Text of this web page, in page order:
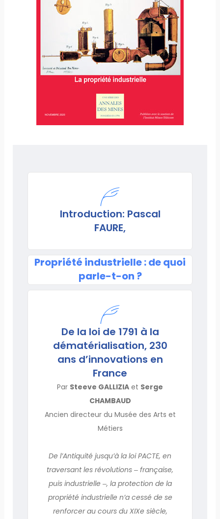
Introduction: Pascal
FAURE,
Propriété industrielle : de quoi
parle-t-on ?
De la loi de 1791 à la
dématérialisation, 230
ans d’innovations en
France
Par Steeve GALLIZIA et Serge
CHAMBAUD
Ancien directeur du Musée des Arts et
Métiers
De l’Antiquité jusqu’à la loi PACTE, en
traversant les révolutions ‒ française,
puis industrielle ‒, la protection de la
propriété industrielle n’a cessé de se
renforcer au cours du XIXe siècle,